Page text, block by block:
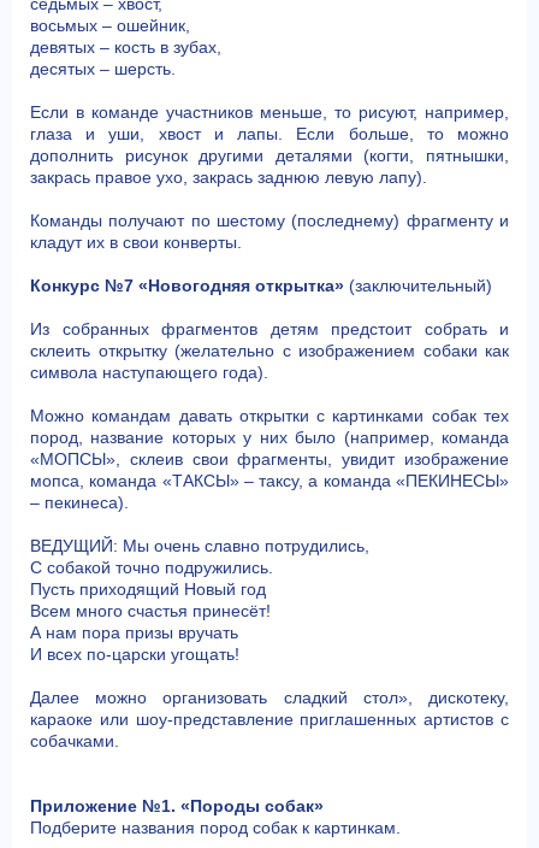
седьмых – хвост,
восьмых – ошейник,
девятых – кость в зубах,
десятых – шерсть.
Если в команде участников меньше, то рисуют, например,
глаза и уши, хвост и лапы. Если больше, то можно
дополнить рисунок другими деталями (когти, пятнышки,
закрась правое ухо, закрась заднюю левую лапу).
Команды получают по шестому (последнему) фрагменту и
кладут их в свои конверты.
Конкурс №7 «Новогодняя открытка» (заключительный)
Из собранных фрагментов детям предстоит собрать и
склеить открытку (желательно с изображением собаки как
символа наступающего года).
Можно командам давать открытки с картинками собак тех
пород, название которых у них было (например, команда
«МОПСЫ», склеив свои фрагменты, увидит изображение
мопса, команда «ТАКСЫ» – таксу, а команда «ПЕКИНЕСЫ»
– пекинеса).
ВЕДУЩИЙ: Мы очень славно потрудились,
С собакой точно подружились.
Пусть приходящий Новый год
Всем много счастья принесёт!
А нам пора призы вручать
И всех по-царски угощать!
Далее можно организовать сладкий стол», дискотеку,
караоке или шоу-представление приглашенных артистов с
собачками.
Приложение №1. «Породы собак»
Подберите названия пород собак к картинкам.